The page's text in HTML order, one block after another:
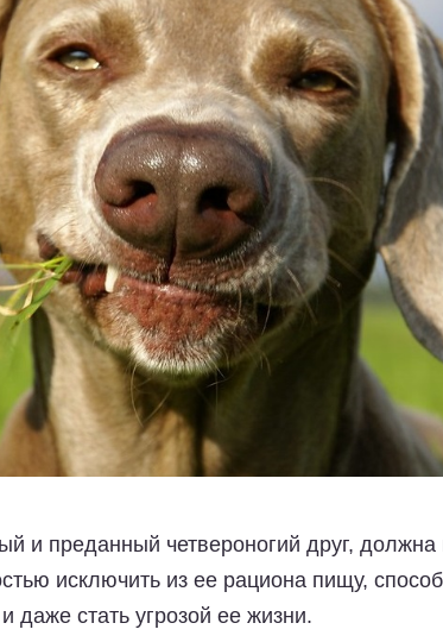
и преданный четвероногий друг, должна
исключить из ее рациона пищу,
даже стать угрозой ее жизни.